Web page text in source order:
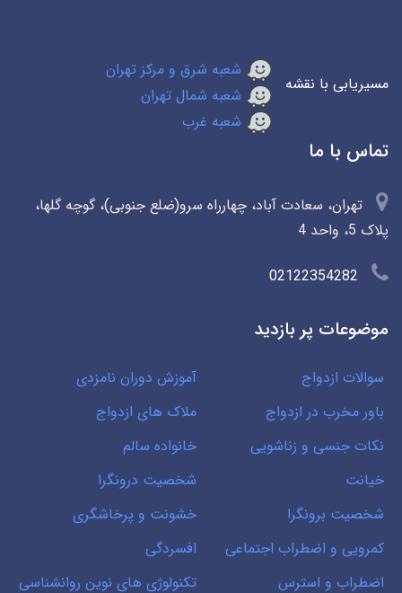
مسیریابی با نقشه
شعبه شرق و مرکز تهران
شعبه شمال تهران
شعبه غرب
تماس با ما
تهران، سعادت آباد، چهارراه سرو(ضلع جنوبی)، گوچه گلها،
پلاک 5، واحد 4
02122354282
موضوعات پر بازدید
سوالات ازدواج
آموزش دوران نامزدی
باور مخرب در ازدواج
ملاک های ازدواج
نکات جنسی و زناشویی
خانواده سالم
خیانت
شخصیت درونگرا
شخصیت برونگرا
خشونت و پرخاشگری
کمرویی و اضطراب اجتماعی
افسردگی
اضطراب و استرس
تکنولوژی های نوین روانشناسی